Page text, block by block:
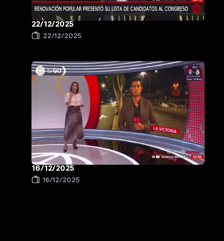
22/12/2025
22/12/2025
16/12/2025
16/12/2025